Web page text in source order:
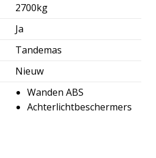
2700kg
Ja
Tandemas
Nieuw
Wanden ABS
Achterlichtbeschermers